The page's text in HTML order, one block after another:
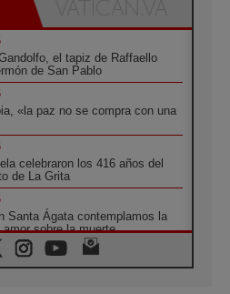
el tapiz de Raffaello
de San Pablo
«la paz no se compra con una
celebraron los 416 años del
de La Grita
Santa Ágata contemplamos la
sobre la muerte
el Santuario de la Madre